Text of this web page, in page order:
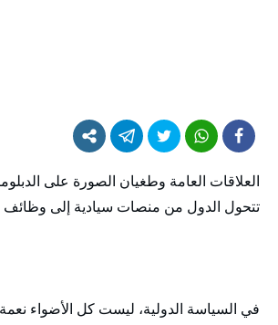
العلاقات العامة وطغيان الصورة على
تتحول الدول من منصات سيادية إلى وظائف
في السياسة الدولية، ليست كل الأضواء